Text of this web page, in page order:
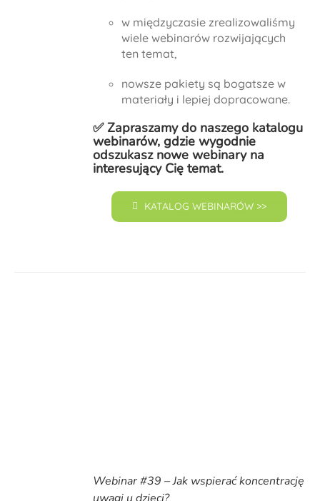
w międzyczasie zrealizowaliśmy
wiele webinarów rozwijających
ten temat,
nowsze pakiety są bogatsze w
materiały i lepiej dopracowane.
✅ Zapraszamy do naszego katalogu
webinarów, gdzie wygodnie
odszukasz nowe webinary na
interesujący Cię temat.
KATALOG WEBINARÓW >>
Webinar #39 – Jak wspierać koncentrację
uwagi u dzieci?